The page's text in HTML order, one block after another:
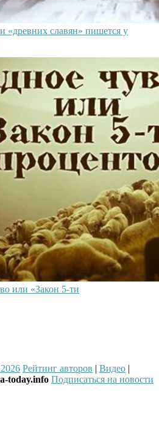
«древних славян» пишется у
или «Закон 5-ти
Рейтинг авторов | Видео |
today.info Подписаться на новости